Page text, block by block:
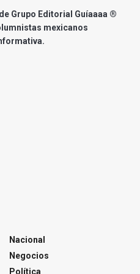
Grupo Editorial Guíaaaa ®
mexicanos
Nacional
Negocios
Política